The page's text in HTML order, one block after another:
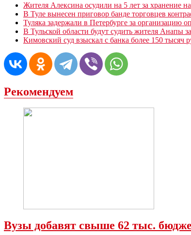
Жителя Алексина осудили на 5 лет за хранение
В Туле вынесен приговор банде торговцев
Туляка задержали в Петербурге за организацию
В Тульской области будут судить жителя Анапы
Кимовский суд взыскал с банка более 150 тысяч
Рекомендуем
Вузы добавят свыше 62 тыс.